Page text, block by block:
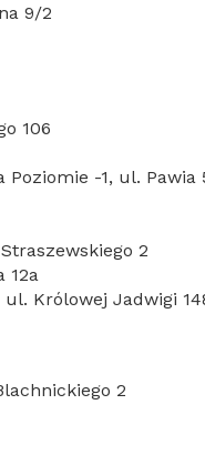
9/2
106
Poziomie -1, ul. Pawia
2
12a
ul. Królowej Jadwigi
2